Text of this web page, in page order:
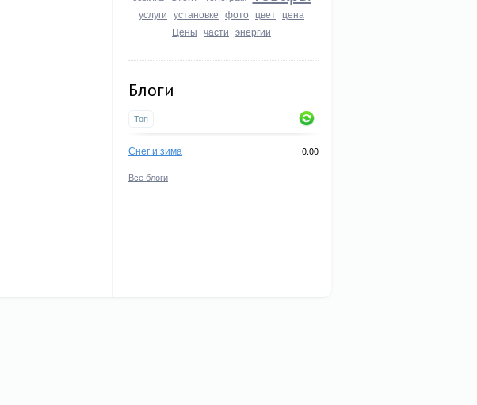
услуги установке фото цвет цена
Цены части энергии
Блоги
Топ
Снег и зима 0.00
Все блоги